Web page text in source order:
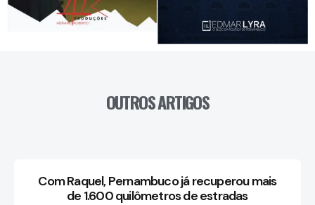
OUTROS ARTIGOS
Com Raquel, Pernambuco já recuperou mais
de 1.600 quilômetros de estradas